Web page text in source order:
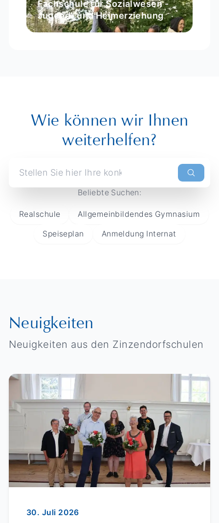
Fachschule für Sozialwesen -
Jugend- und Heimerziehung
Wie können wir Ihnen
weiterhelfen?
Beliebte Suchen:
Realschule Allgemeinbildendes Gymnasium
Speiseplan Anmeldung Internat
Neuigkeiten
Neuigkeiten aus den Zinzendorfschulen
30. Juli 2026